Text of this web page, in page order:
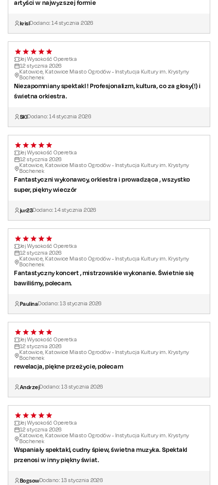
artyści w najwyzszej formie
krislDodano:14 stycznia 2026
Jej Wysokość Operetka
12 stycznia 2026
Katowice, Katowice Miasto Ogrodów - Instytucja Kultury im. Krystyny
Bochenek
Niezapomniany spektakl ! Profesjonalizm, kultura, co za głosy(!) i
świetna orkiestra.
SKIDodano:14 stycznia 2026
Jej Wysokość Operetka
12 stycznia 2026
Katowice, Katowice Miasto Ogrodów - Instytucja Kultury im. Krystyny
Bochenek
Fantastyczni wykonawcy, orkiestra i prowadząca , wszystko
super, piękny wieczór
jur23Dodano:14 stycznia 2026
Jej Wysokość Operetka
12 stycznia 2026
Katowice, Katowice Miasto Ogrodów - Instytucja Kultury im. Krystyny
Bochenek
Fantastyczny koncert , mistrzowskie wykonanie. Świetnie się
bawiliśmy, polecam.
PaulinaDodano:13 stycznia 2026
Jej Wysokość Operetka
12 stycznia 2026
Katowice, Katowice Miasto Ogrodów - Instytucja Kultury im. Krystyny
Bochenek
rewelacja, piękne przeżycie, polecam
AndrzejDodano:13 stycznia 2026
Jej Wysokość Operetka
12 stycznia 2026
Katowice, Katowice Miasto Ogrodów - Instytucja Kultury im. Krystyny
Bochenek
Wspaniały spektakl, cudny śpiew, świetna muzyka. Spektakl
przenosi w inny piękny świat.
BogsowDodano: 13 stycznia 2026